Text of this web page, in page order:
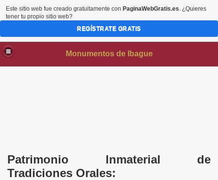
Monumentos de Ibague
Patrimonio Inmaterial de
Tradiciones Orales:
Este sitio web fue creado gratuitamente con PaginaWebGratis.es. ¿Quieres
tener tu propio sitio web?
REGÍSTRATE GRATIS